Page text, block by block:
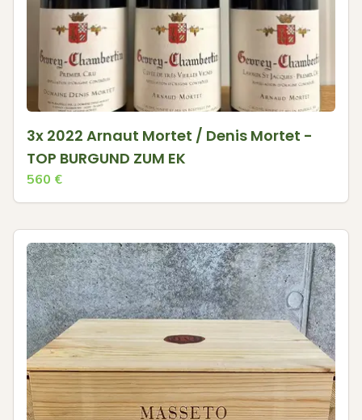
3x 2022 Arnaut Mortet / Denis Mortet -
TOP BURGUND ZUM EK
560 €